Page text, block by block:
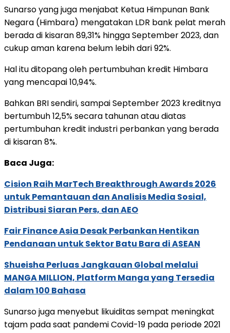
Sunarso yang juga menjabat Ketua Himpunan Bank
Negara (Himbara) mengatakan LDR bank pelat merah
berada di kisaran 89,31% hingga September 2023, dan
cukup aman karena belum lebih dari 92%.
Hal itu ditopang oleh pertumbuhan kredit Himbara
yang mencapai 10,94%.
Bahkan BRI sendiri, sampai September 2023 kreditnya
bertumbuh 12,5% secara tahunan atau diatas
pertumbuhan kredit industri perbankan yang berada
di kisaran 8%.
Baca Juga:
Cision Raih MarTech Breakthrough Awards 2026
untuk Pemantauan dan Analisis Media Sosial,
Distribusi Siaran Pers, dan AEO
Fair Finance Asia Desak Perbankan Hentikan
Pendanaan untuk Sektor Batu Bara di ASEAN
Shueisha Perluas Jangkauan Global melalui
MANGA MILLION, Platform Manga yang Tersedia
dalam 100 Bahasa
Sunarso juga menyebut likuiditas sempat meningkat
tajam pada saat pandemi Covid-19 pada periode 2021